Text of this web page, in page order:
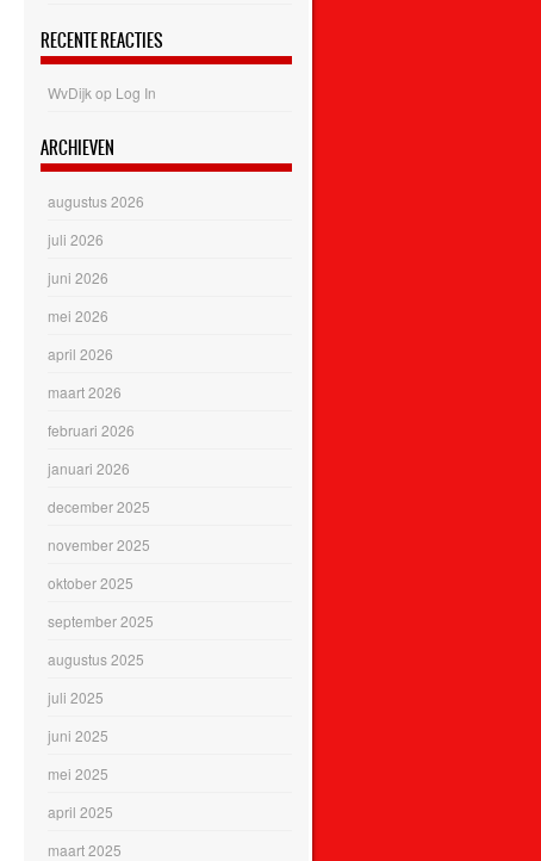
RECENTE REACTIES
WvDijk op Log In
ARCHIEVEN
augustus 2026
juli 2026
juni 2026
mei 2026
april 2026
maart 2026
februari 2026
januari 2026
december 2025
november 2025
oktober 2025
september 2025
augustus 2025
juli 2025
juni 2025
mei 2025
april 2025
maart 2025